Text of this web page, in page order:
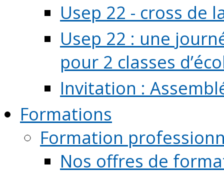
Usep 22 - cross de
Usep 22 : une
pour 2 classes
Invitation :
Formations
Formation
Nos offres de